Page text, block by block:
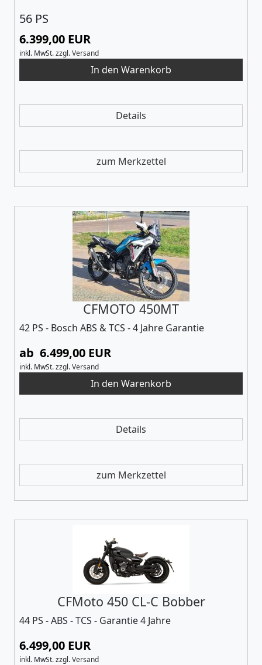
56 PS
6.399,00 EUR
inkl. MwSt.zzgl.Versand
Details
zum Merkzettel
CFMOTO 450MT
42 PS - Bosch ABS & TCS - 4 Jahre Garantie
ab 6.499,00 EUR
inkl. MwSt.zzgl.Versand
Details
zum Merkzettel
CFMoto 450 CL-C Bobber
44 PS - ABS - TCS - Garantie 4 Jahre
6.499,00 EUR
inkl. MwSt.zzgl.Versand